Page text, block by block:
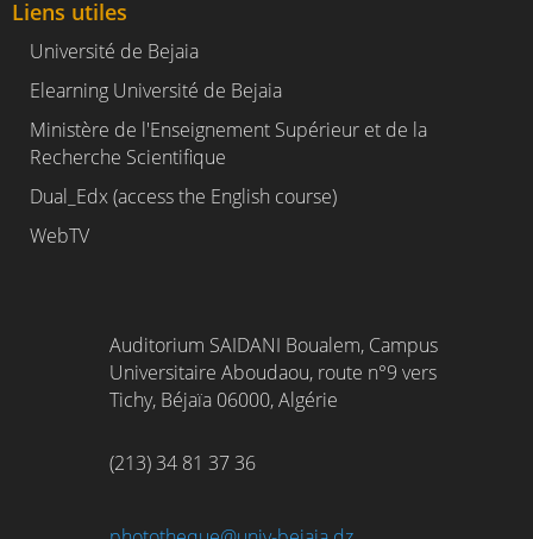
Liens utiles
Université de Bejaia
Elearning Université de Bejaia
Ministère de l'Enseignement Supérieur et de la
Recherche Scientifique
Dual_Edx (access the English course)
WebTV
Auditorium SAIDANI Boualem, Campus
Universitaire Aboudaou, route n°9 vers
Tichy, Béjaïa 06000, Algérie
(213) 34 81 37 36